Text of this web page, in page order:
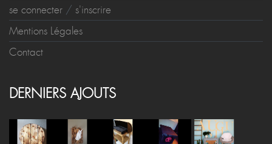
se connecter / s'inscrire
Mentions Légales
Contact
DERNIERS AJOUTS